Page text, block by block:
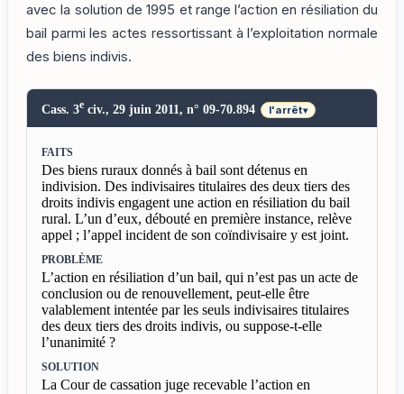
avec la solution de 1995 et range l’action en résiliation du
bail parmi les actes ressortissant à l’exploitation normale
des biens indivis.
Cass. 3e civ., 29 juin 2011, n° 09-70.894 l'arrêt▾
FAITS
Des biens ruraux donnés à bail sont détenus en
indivision. Des indivisaires titulaires des deux tiers des
droits indivis engagent une action en résiliation du bail
rural. L’un d’eux, débouté en première instance, relève
appel ; l’appel incident de son coïndivisaire y est joint.
PROBLÈME
L’action en résiliation d’un bail, qui n’est pas un acte de
conclusion ou de renouvellement, peut-elle être
valablement intentée par les seuls indivisaires titulaires
des deux tiers des droits indivis, ou suppose-t-elle
l’unanimité ?
SOLUTION
La Cour de cassation juge recevable l’action en